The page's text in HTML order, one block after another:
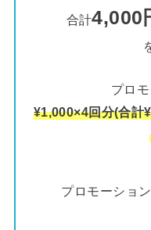
合計4,000
プロ
¥1,000×4回分(合計
プロモーショ